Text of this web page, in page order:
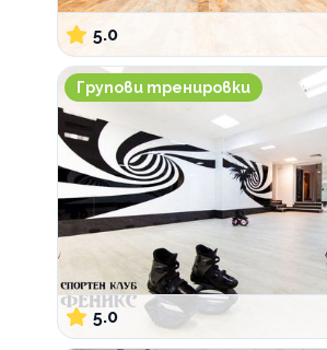
5.0
Спортен клуб Феникс
Групови тренировки
5.0